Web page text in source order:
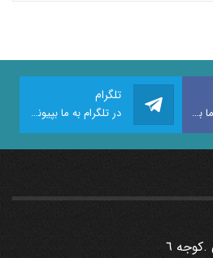
در فیس بوک به ما بپیوندید
تلگرام
در تلگرام به ما بپیوندید
٦